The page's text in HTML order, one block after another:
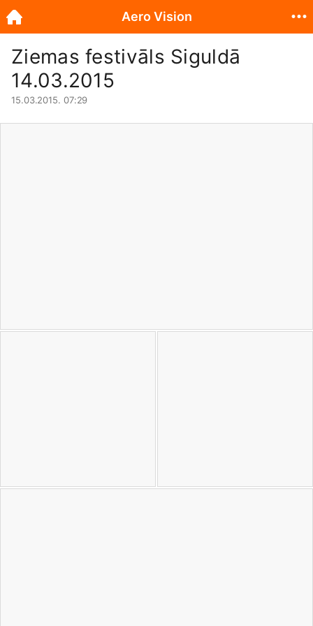
Ziemas festivāls Siguldā
14.03.2015
15.03.2015. 07:29
Aero Vision